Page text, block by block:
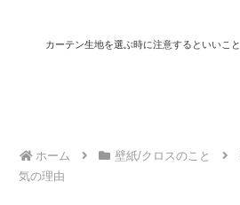
カーテン生地を選ぶ時に注意するといいこと
ホーム 壁紙/クロスのこと
気の理由